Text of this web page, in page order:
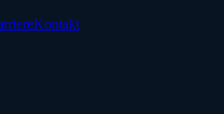
Kontakt